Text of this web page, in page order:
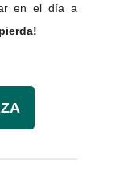
en el día a